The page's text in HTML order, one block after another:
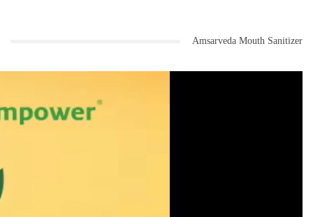
Amsarveda Mouth Sanitizer